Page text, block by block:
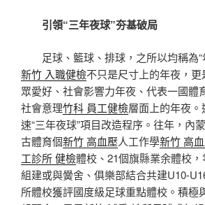
引領“三年夜球”夯基破局
足球、籃球、排球，之所以均稱為
新竹 入職健檢不只是尺寸上的年夜，
眾愛好、社會影響力年夜、代表一國體
社會意理竹科 員工健檢層面上的年夜
速“三年夜球”項目改造程序。往年，內
古體育個新竹 高血壓人工作學新竹 高
工診所 健檢體校、21個旗縣業余體校，
組建或與黌舍、俱樂部結合共建U10-
所體校獲評國度級足球重點體校。積極